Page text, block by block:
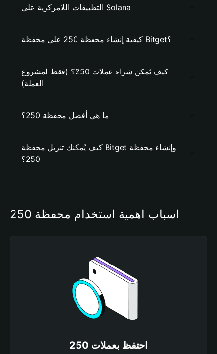
التطبيقات اللامركزية على Solana
كيفية إنشاء محفظة 250 على محفظة Bitget؟
كيف يُمكن شراء عملات 250؟ (فقط لمشروع
العملة)
ما هي أفضل محفظة 250؟
كيف يُمكنك تنزيل محفظة Bitget وإنشاء محفظة
250؟
أسباب أهمية استخدام محفظة 250
احتفظ بعملات 250